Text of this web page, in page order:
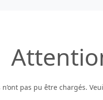
n’ont pas pu être chargés.